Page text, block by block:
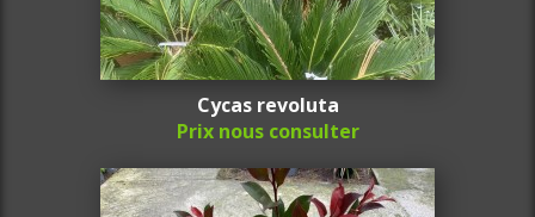
Cycas revoluta
Prix nous consulter